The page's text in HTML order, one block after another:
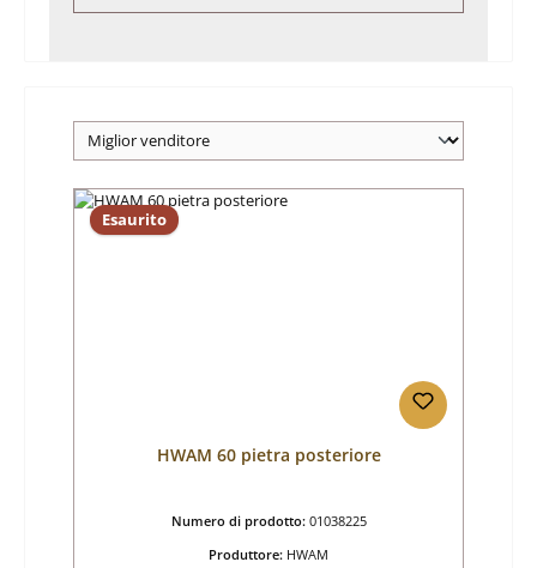
Esaurito
HWAM 60 pietra posteriore
Numero di prodotto: 01038225
Produttore: HWAM